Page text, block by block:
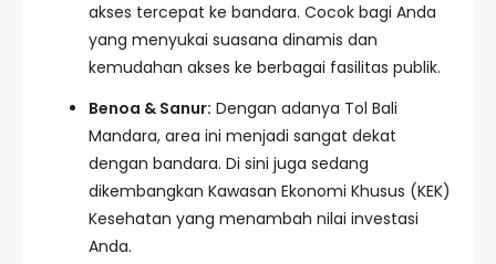
akses tercepat ke bandara. Cocok bagi Anda
yang menyukai suasana dinamis dan
kemudahan akses ke berbagai fasilitas publik.
Benoa & Sanur: Dengan adanya Tol Bali
Mandara, area ini menjadi sangat dekat
dengan bandara. Di sini juga sedang
dikembangkan Kawasan Ekonomi Khusus (KEK)
Kesehatan yang menambah nilai investasi
Anda.